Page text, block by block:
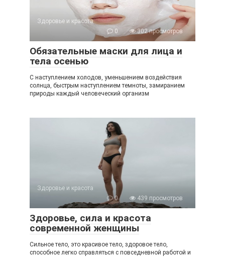
Здоровье и красота
0
302 просмотров
Обязательные маски для лица и
тела осенью
С наступлением холодов, уменьшением воздействия
солнца, быстрым наступлением темноты, замиранием
природы каждый человеческий организм
Здоровье и красота
0
439 просмотров
Здоровье, сила и красота
современной женщины
Сильное тело, это красивое тело, здоровое тело,
способное легко справляться с повседневной работой и